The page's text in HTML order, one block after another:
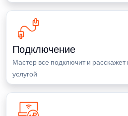
Подключение
Мастер все подключит и расскажет
услугой